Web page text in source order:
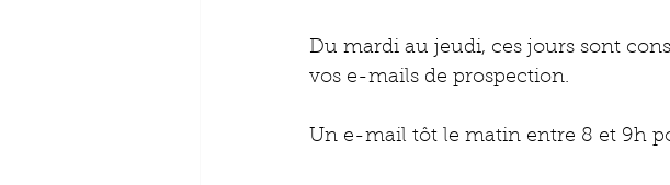
Du mardi au jeudi, ces jours sont
vos e-mails de prospection.
Un e-mail tôt le matin entre 8 et 9h